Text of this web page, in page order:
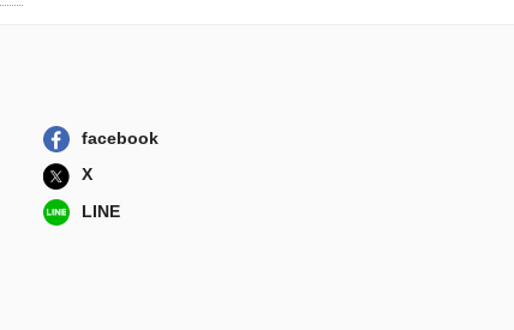
学へ
facebook
X
LINE